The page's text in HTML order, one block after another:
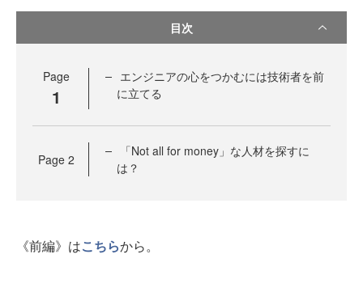
目次
Page
1
エンジニアの心をつかむには技術者を前
に立てる
Page 2
「Not all for money」な人材を探すに
は？
《前編》はこちらから。